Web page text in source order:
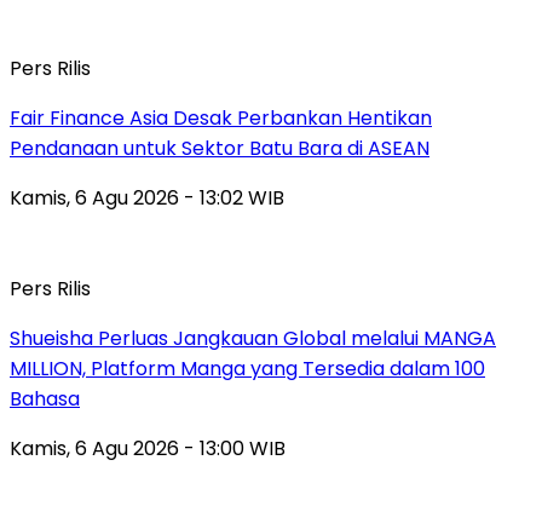
Pers Rilis
Fair Finance Asia Desak Perbankan Hentikan
Pendanaan untuk Sektor Batu Bara di ASEAN
Kamis, 6 Agu 2026 - 13:02 WIB
Pers Rilis
Shueisha Perluas Jangkauan Global melalui MANGA
MILLION, Platform Manga yang Tersedia dalam 100
Bahasa
Kamis, 6 Agu 2026 - 13:00 WIB